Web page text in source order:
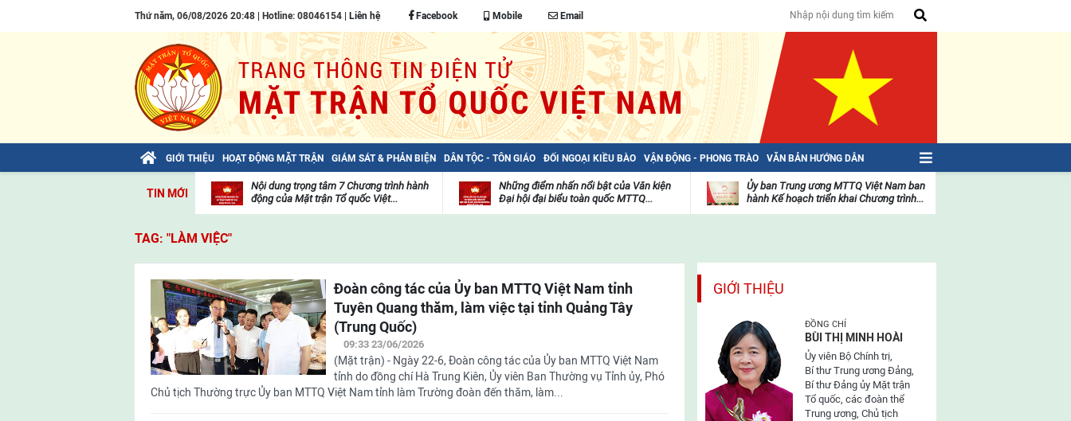
Thứ năm, 06/08/2026 20:48 | Hotline: 08046154 | Liên hệ Facebook Mobile Email
GIỚI THIỆU HOẠT ĐỘNG MẶT TRẬN GIÁM SÁT & PHẢN BIỆN DÂN TỘC - TÔN GIÁO ĐỐI NGOẠI KIỀU BÀO VẬN ĐỘNG - PHONG TRÀO VĂN BẢN HƯỚNG DẪN
TIN MỚI
Bài viết của Tổng Bí thư Tô Lâm: TIẾN
viện
Nội dung trọng tâm 7 Chương trình hành
động của Mặt trận Tổ quốc Việt...
Những điểm nhấn nổi bật của Văn kiện
Đại hội đại biểu toàn quốc MTTQ...
mặt
trận
Ủy ban Trung ương MTTQ Việt Nam ban
hành Kế hoạch triển khai Chương trình...
TAG: "LÀM VIỆC"
Đoàn công tác của Ủy ban MTTQ Việt Nam tỉnh
Tuyên Quang thăm, làm việc tại tỉnh Quảng Tây
(Trung Quốc)
09:33 23/06/2026
(Mặt trận) - Ngày 22-6, Đoàn công tác của Ủy ban MTTQ Việt Nam
tỉnh do đồng chí Hà Trung Kiên, Ủy viên Ban Thường vụ Tỉnh ủy, Phó
Chủ tịch Thường trực Ủy ban MTTQ Việt Nam tỉnh làm Trường đoàn đến thăm, làm...
GIỚI THIỆU
ĐỒNG CHÍ
BÙI THỊ MINH HOÀI
Ủy viên Bộ Chính trị,
Bí thư Trung ương Đảng,
Bí thư Đảng ủy Mặt trận
Tổ quốc, các đoàn thể
Trung ương, Chủ tịch